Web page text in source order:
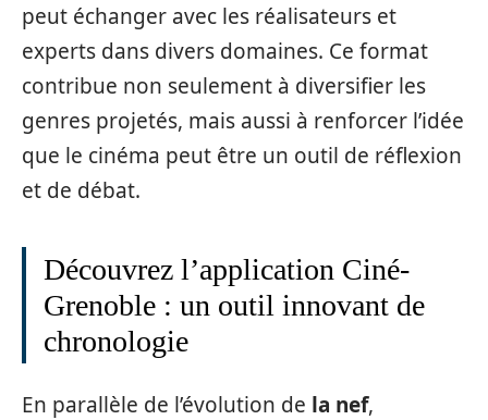
peut échanger avec les réalisateurs et
experts dans divers domaines. Ce format
contribue non seulement à diversifier les
genres projetés, mais aussi à renforcer l’idée
que le cinéma peut être un outil de réflexion
et de débat.
Découvrez l’application Ciné-
Grenoble : un outil innovant de
chronologie
En parallèle de l’évolution de la nef,